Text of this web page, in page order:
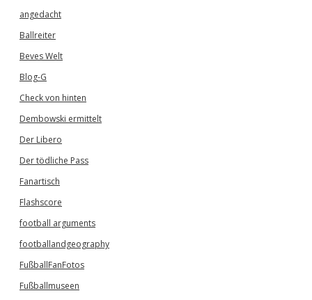
angedacht
Ballreiter
Beves Welt
Blog-G
Check von hinten
Dembowski ermittelt
Der Libero
Der tödliche Pass
Fanartisch
Flashscore
football arguments
footballandgeography
FußballFanFotos
Fußballmuseen